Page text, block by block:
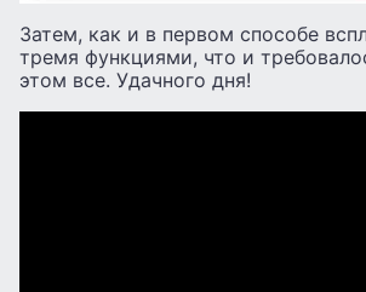
Затем, как и в первом способе
тремя функциями, что и
этом все. Удачного дня!